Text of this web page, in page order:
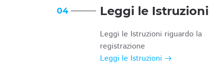
04 Leggi le Istruzioni
Leggi le Istruzioni riguardo la
registrazione
Leggi le Istruzioni